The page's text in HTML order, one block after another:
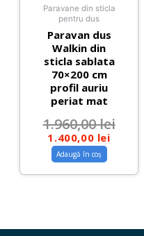
Paravane din sticla
pentru dus
Paravan dus
Walkin din
sticla sablata
70×200 cm
profil auriu
periat mat
1.960,00lei
1.400,00 lei
Adaugă în coș